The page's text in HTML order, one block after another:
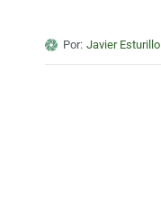
Por: Javier Esturillo